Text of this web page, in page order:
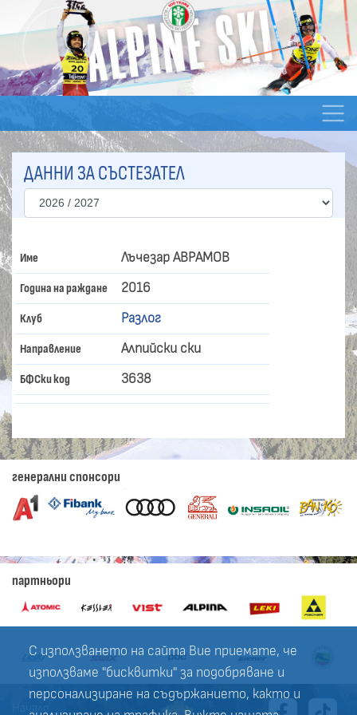
С използването на сайта Вие приемате, че
използваме "бисквитки" за подобряване и
персонализиране на съдържанието, както и
ДАННИ ЗА СЪСТЕЗАТЕЛ
Име Лъчезар АВРАМОВ
Година на раждане 2016
Клуб Разлог
Направление Алпийски ски
БФСки код 3638
генерални спонсори
партньори